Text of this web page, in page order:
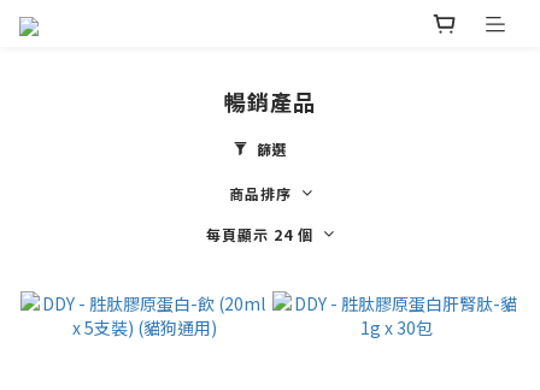
暢銷產品
篩選
商品排序
每頁顯示 24 個